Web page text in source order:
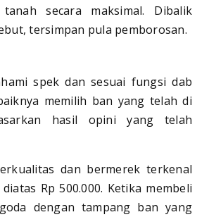
tanah secara maksimal. Dibalik
tersimpan pula pemborosan.
spek dan sesuai fungsi dab
memilih ban yang telah di
hasil opini yang telah
dan bermerek terkenal
Rp 500.000. Ketika membeli
dengan tampang ban yang